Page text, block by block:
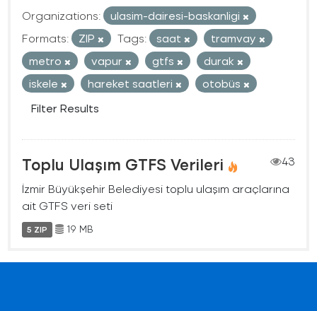
Organizations:
ulasim-dairesi-baskanligi
Formats:
ZIP Tags: saat
tramvay
metro
vapur gtfs
durak
iskele
hareket saatleri
otobüs
Filter Results
Toplu Ulaşım GTFS Verileri
43
İzmir Büyükşehir Belediyesi toplu ulaşım araçlarına
ait GTFS veri seti
5 ZIP 19 MB